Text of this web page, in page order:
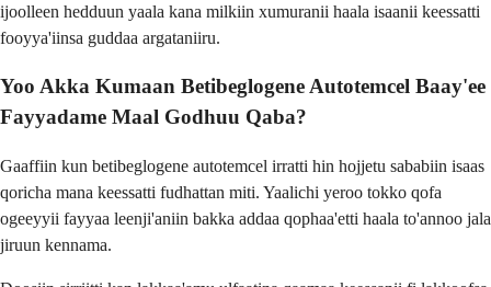
ijoolleen hedduun yaala kana milkiin xumuranii haala isaanii keessatti
fooyya'iinsa guddaa argataniiru.
Yoo Akka Kumaan Betibeglogene Autotemcel Baay'ee
Fayyadame Maal Godhuu Qaba?
Gaaffiin kun betibeglogene autotemcel irratti hin hojjetu sababiin isaas
qoricha mana keessatti fudhattan miti. Yaalichi yeroo tokko qofa
ogeeyyii fayyaa leenji'aniin bakka addaa qophaa'etti haala to'annoo jala
jiruun kennama.